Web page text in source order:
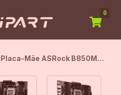
0
Placa-Mãe ASRock B850M
B850, Micro ATX, DDR5,
PCIe 5.0, M.2 Gen5, Preto